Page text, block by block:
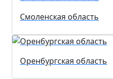
Смоленская область
Оренбургская область